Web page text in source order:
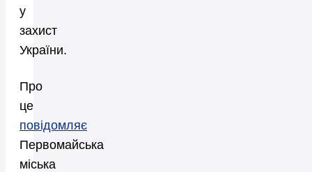
у
захист
України.
Про
це
повідомляє
Первомайська
міська